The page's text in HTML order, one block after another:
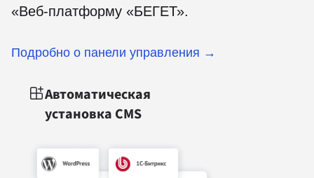
«Веб-платформу «БЕГЕТ».
Подробно о панели управления →
Автоматическая
установка CMS